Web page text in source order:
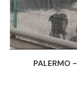
PALERMO